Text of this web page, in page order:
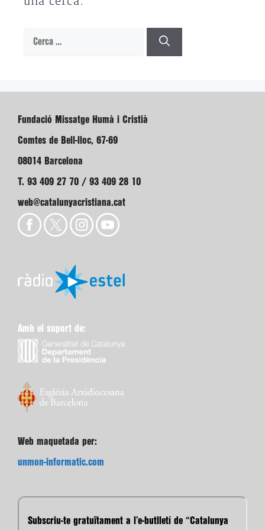
Cerca:
Fundació Missatge Humà i Cristià
Comtes de Bell-lloc, 67-69
08014 Barcelona
T. 93 409 27 70 / 93 409 28 10
web@catalunyacristiana.cat
Amb el suport de:
Web maquetada per:
unmon-informatic.com
Subscriu-te gratuïtament a l’e-butlletí de “Catalunya